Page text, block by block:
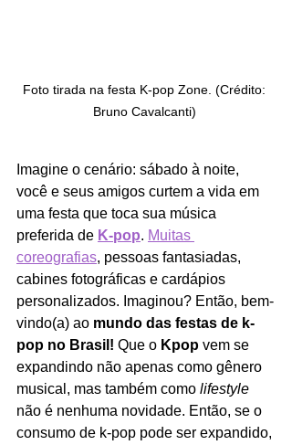
Foto tirada na festa K-pop Zone. (Crédito:
Bruno Cavalcanti)
Imagine o cenário: sábado à noite,
você e seus amigos curtem a vida em
uma festa que toca sua música
preferida de K-pop. Muitas
coreografias, pessoas fantasiadas,
cabines fotográficas e cardápios
personalizados. Imaginou? Então, bem-
vindo(a) ao mundo das festas de k-
pop no Brasil! Que o Kpop vem se
expandindo não apenas como gênero
musical, mas também como lifestyle
não é nenhuma novidade. Então, se o
consumo de k-pop pode ser expandido,